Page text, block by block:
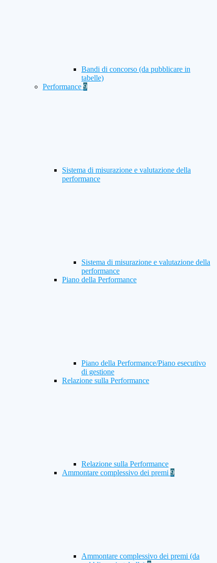
Bandi di concorso (da pubblicare in
tabelle)
Performance 9
Sistema di misurazione e valutazione della
performance
Sistema di misurazione e valutazione della
performance
Piano della Performance
Piano della Performance/Piano esecutivo
di gestione
Relazione sulla Performance
Relazione sulla Performance
Ammontare complessivo dei premi 9
Ammontare complessivo dei premi (da